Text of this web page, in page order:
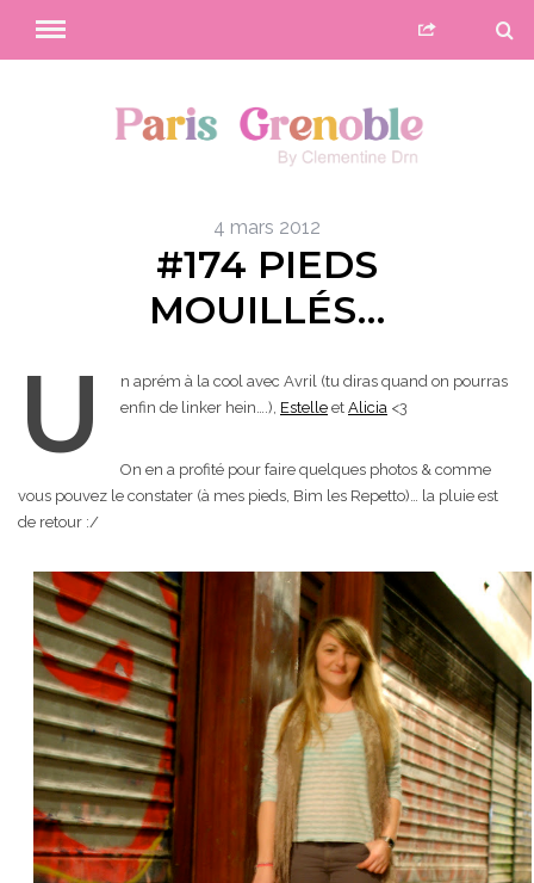
4 mars 2012
#174 PIEDS
MOUILLÉS…
U
n aprém à la cool avec Avril (tu diras quand on pourras
enfin de linker hein….), Estelle et Alicia <3
On en a profité pour faire quelques photos & comme
vous pouvez le constater (à mes pieds, Bim les Repetto)… la pluie est
de retour :/